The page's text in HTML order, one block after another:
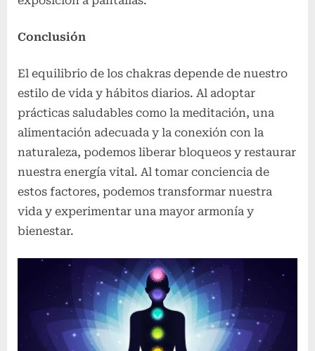
Conclusión
El equilibrio de los chakras depende de nuestro
estilo de vida y hábitos diarios. Al adoptar
prácticas saludables como la meditación, una
alimentación adecuada y la conexión con la
naturaleza, podemos liberar bloqueos y restaurar
nuestra energía vital. Al tomar conciencia de
estos factores, podemos transformar nuestra
vida y experimentar una mayor armonía y
bienestar.